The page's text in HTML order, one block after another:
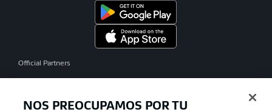
Official Partners
NOS PREOCUPAMOS POR TU